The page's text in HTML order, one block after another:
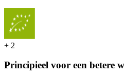
+ 2
Principieel voor een betere